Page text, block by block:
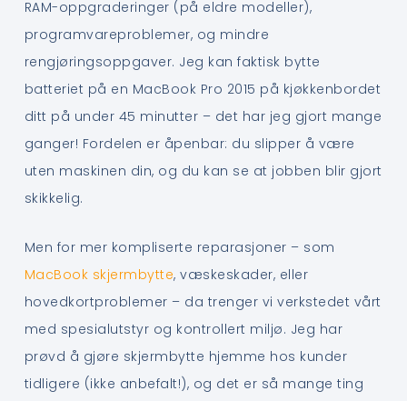
RAM-oppgraderinger (på eldre modeller),
programvareproblemer, og mindre
rengjøringsoppgaver. Jeg kan faktisk bytte
batteriet på en MacBook Pro 2015 på kjøkkenbordet
ditt på under 45 minutter – det har jeg gjort mange
ganger! Fordelen er åpenbar: du slipper å være
uten maskinen din, og du kan se at jobben blir gjort
skikkelig.
Men for mer kompliserte reparasjoner – som
MacBook skjermbytte, væskeskader, eller
hovedkortproblemer – da trenger vi verkstedet vårt
med spesialutstyr og kontrollert miljø. Jeg har
prøvd å gjøre skjermbytte hjemme hos kunder
tidligere (ikke anbefalt!), og det er så mange ting